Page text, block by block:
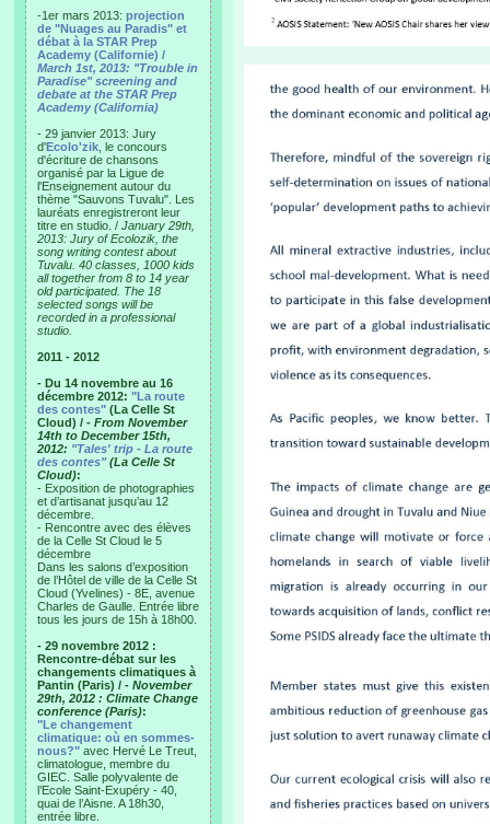
-1er mars 2013: projection
de "Nuages au Paradis" et
débat à la STAR Prep
Academy (Californie) /
March 1st, 2013: "Trouble in
Paradise" screening and
debate at the STAR Prep
Academy (California)
- 29 janvier 2013: Jury
d'Ecolo'zik , le concours
d'écriture de chansons
organisé par la Ligue de
l'Enseignement autour du
thème "Sauvons Tuvalu". Les
lauréats enregistreront leur
titre en studio. / January 29th,
2013: Jury of Ecolozik, the
song writing contest about
Tuvalu. 40 classes, 1000 kids
all together from 8 to 14 year
old participated. The 18
selected songs will be
recorded in a professional
studio.
2011 - 2012
- Du 14 novembre au 16
décembre 2012: "La route
des contes" (La Celle St
Cloud) / - From November
14th to December 15th,
2012: "Tales' trip - La route
des contes"(La Celle St
Cloud):
- Exposition de photographies
et d’artisanat jusqu’au 12
décembre.
- Rencontre avec des élèves
de la Celle St Cloud le 5
décembre
Dans les salons d’exposition
de l’Hôtel de ville de la Celle St
Cloud (Yvelines) - 8E, avenue
Charles de Gaulle. Entrée libre
tous les jours de 15h à 18h00.
- 29 novembre 2012 :
Rencontre-débat sur les
changements climatiques à
Pantin (Paris) / - November
29th, 2012 : Climate Change
conference (Paris):
"Le changement
climatique: où en sommes-
nous?" avec Hervé Le Treut,
climatologue, membre du
GIEC. Salle polyvalente de
l’Ecole Saint-Exupéry - 40,
quai de l’Aisne. A 18h30,
entrée libre.